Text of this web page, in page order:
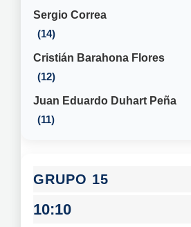
Sergio Correa
14
Cristián Barahona Flores
12
Juan Eduardo Duhart Peña
11
15
10:10